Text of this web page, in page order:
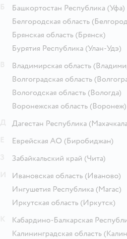
Башкортостан Республика (Уфа)
Белгородская область
Брянская область (Брянск)
Бурятия Республика (Улан-Удэ)
Владимирская область
Волгоградская область
Вологодская область (Вологда)
Воронежская область (Воронеж)
Дагестан Республика
Еврейская АО (Биробиджан)
Забайкальский край (Чита)
Ивановская область (Иваново)
Ингушетия Республика (Магас)
Иркутская область (Иркутск)
Кабардино-Балкарская
Калининградская область